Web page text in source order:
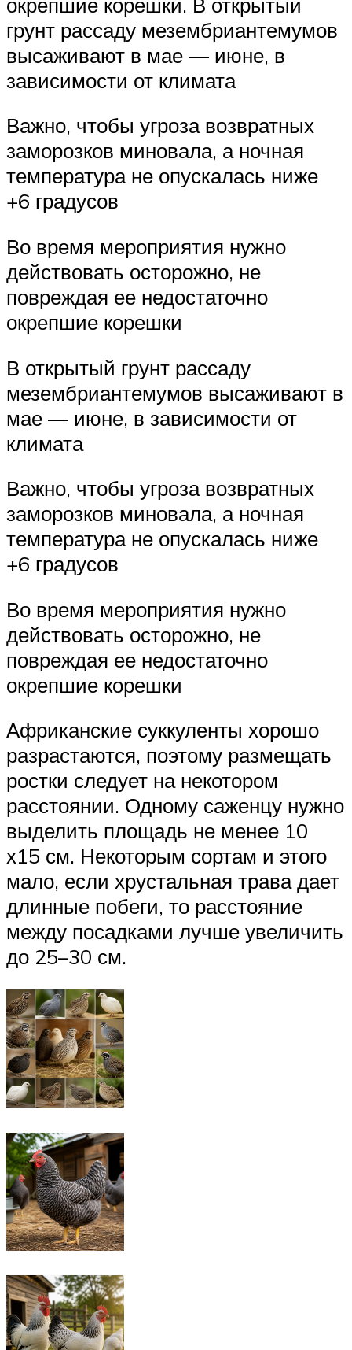
грунт рассаду мезембриантемумов
высаживают в мае — июне, в
зависимости от климата
Важно, чтобы угроза возвратных
заморозков миновала, а ночная
температура не опускалась ниже
+6 градусов
Во время мероприятия нужно
действовать осторожно, не
повреждая ее недостаточно
окрепшие корешки
В открытый грунт рассаду
мезембриантемумов высаживают в
мае — июне, в зависимости от
климата
Важно, чтобы угроза возвратных
заморозков миновала, а ночная
температура не опускалась ниже
+6 градусов
Во время мероприятия нужно
действовать осторожно, не
повреждая ее недостаточно
окрепшие корешки
Африканские суккуленты хорошо
разрастаются, поэтому размещать
ростки следует на некотором
расстоянии. Одному саженцу нужно
выделить площадь не менее 10
х15 см. Некоторым сортам и этого
мало, если хрустальная трава дает
длинные побеги, то расстояние
между посадками лучше увеличить
до 25–30 см.